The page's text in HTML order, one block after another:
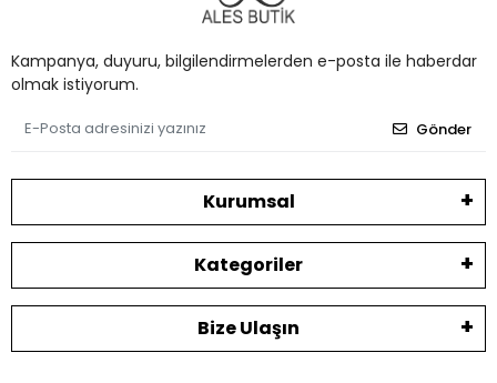
Kampanya, duyuru, bilgilendirmelerden e-posta ile haberdar
olmak istiyorum.
Gönder
Kurumsal
Kategoriler
Bize Ulaşın